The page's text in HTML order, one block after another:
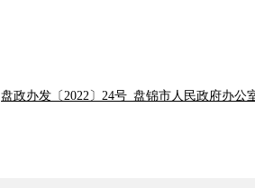
盘政办发〔2022〕24号 盘锦市人民政府办